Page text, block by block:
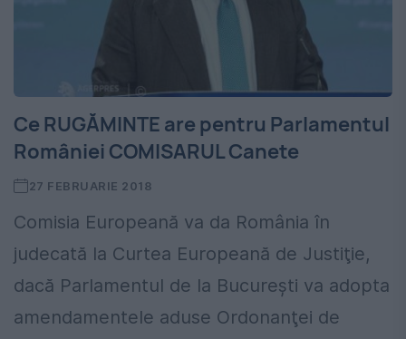
Ce RUGĂMINTE are pentru Parlamentul
României COMISARUL Canete
27 FEBRUARIE 2018
Comisia Europeană va da România în
judecată la Curtea Europeană de Justiţie,
dacă Parlamentul de la Bucureşti va adopta
amendamentele aduse Ordonanţei de